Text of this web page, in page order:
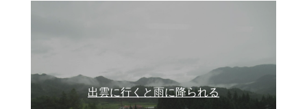
出雲に行くと雨に降られる